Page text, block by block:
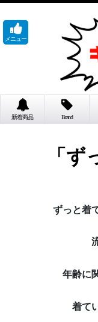
「ず
ずっと着
年齢に
着て
メニュー
新着商品 Brand